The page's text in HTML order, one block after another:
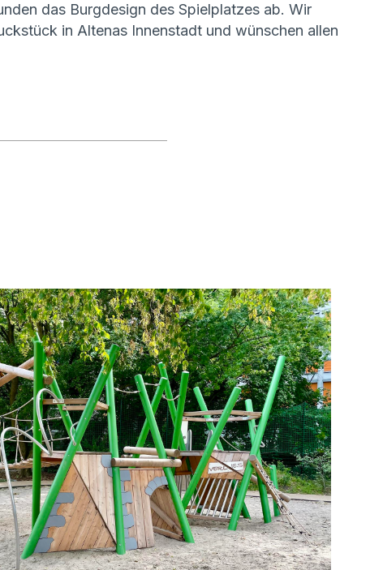
das Burgdesign des Spielplatzes ab. Wir
in Altenas Innenstadt und wünschen allen